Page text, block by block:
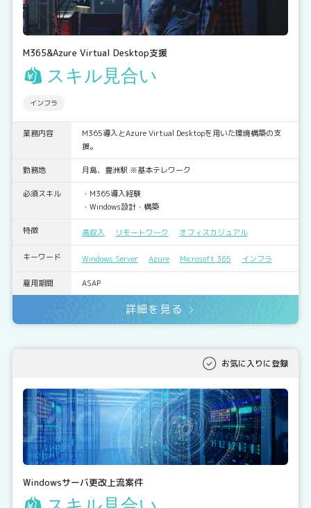
M365&Azure Virtual Desktop支援
スキル見合い
インフラ
業務内容
M365導入とAzure Virtual Desktopを用いた環境構築の支
援。
勤務地 月島、豊洲駅 ※基本テレワーク
必須スキル
・M365導入経験
・Windows設計・構築
特徴 高収入 リモートワーク オフィスカジュアル
キーワード Windows Server Azure Microsoft 365 インフラ
雇用期間 ASAP
詳細を見る
お気に入りに登録
Windowsサーバ更改上流案件